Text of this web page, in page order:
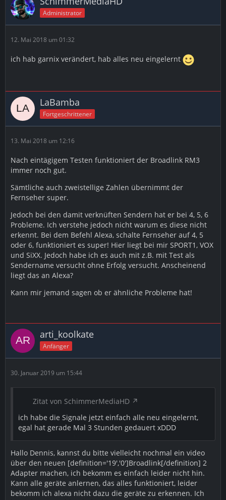
Administrator
12. Mai 2018 um 01:32
ich hab garnix verändert, hab alles neu eingelernt
LaBamba
Fortgeschrittener
13. Mai 2018 um 12:16
Nach eintägigem Testen funktioniert der Broadlink RM3
immer noch gut.
Sämtliche auch zweistellige Zahlen übernimmt der
Fernseher super.
Jedoch bei den damit verknüften Sendern hat er bei 4, 5, 6
Probleme. Ich verstehe jedoch nicht warum es diese nicht
erkennt. Bei dem Befehl Alexa, schalte Fernseher auf 4, 5
oder 6, funktioniert es super! Hier liegt bei mir SPORT1, VOX
und SiXX. Jedoch habe ich es auch mit z.B. mit Test als
Sendername versucht ohne Erfolg versucht. Anscheinend
liegt das an Alexa?
Kann mir jemand sagen ob er ähnliche Probleme hat!
arti_koolkate
Anfänger
30. Januar 2019 um 15:44
Zitat von SchimmerMediaHD
ich habe die Signale jetzt einfach alle neu eingelernt,
egal hat gerade Mal 3 Stunden gedauert xDDD
Hallo Dennis, kannst du bitte vielleicht nochmal ein video
über den neuen [definition='19','0']Broadlink[/definition] 2
Adapter machen, ich bekomm es einfach leider nicht hin.
Kann alle geräte anlernen, das alles funktioniert, leider
bekomm ich alexa nicht dazu die geräte zu erkennen. Ich